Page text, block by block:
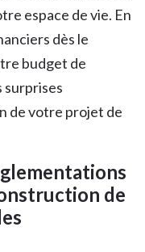
espace de vie. En
dès le
budget de
surprises
de votre projet de
de